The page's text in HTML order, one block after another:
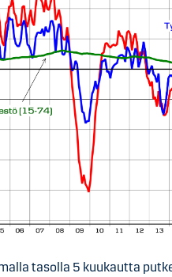
tasolla 5 kuukautta